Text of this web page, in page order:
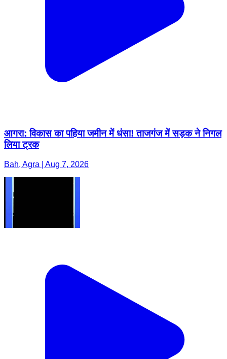
आगरा: विकास का पहिया जमीन में धंसा! ताजगंज में सड़क ने निगल
लिया ट्रक
Bah, Agra | Aug 7, 2026